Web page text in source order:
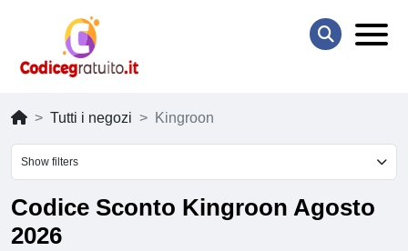
Tutti i negozi Kingroon
Show filters
Codice Sconto Kingroon Agosto
2026